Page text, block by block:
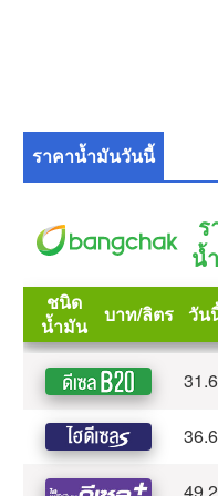
ราคาน้ำมันวันนี้